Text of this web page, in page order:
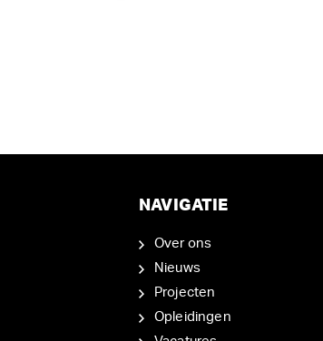
NAVIGATIE
Over ons
Nieuws
Projecten
Opleidingen